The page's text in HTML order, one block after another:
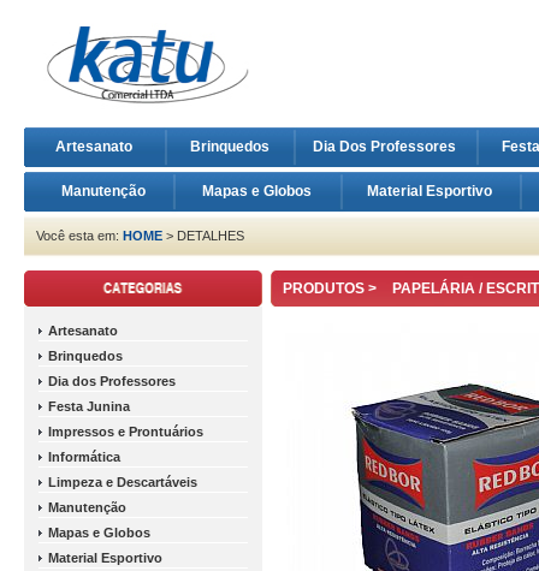
Artesanato Brinquedos Dia Dos Professores
Manutenção Mapas e Globos Material Esportivo
Você esta em: HOME > DETALHES
Artesanato
Brinquedos
Dia dos Professores
Festa Junina
Impressos e Prontuários
Informática
Limpeza e Descartáveis
Manutenção
Mapas e Globos
Material Esportivo
PRODUTOS > PAPELÁRIA /